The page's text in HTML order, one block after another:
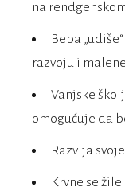
na
Beba
razvoju i
Vanjske
omogućuje da
Razvija
Krvne se